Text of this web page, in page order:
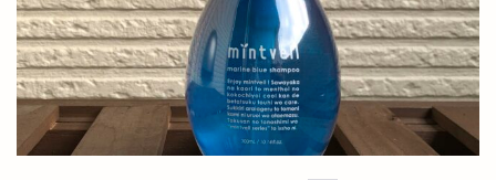
食事制限
育毛